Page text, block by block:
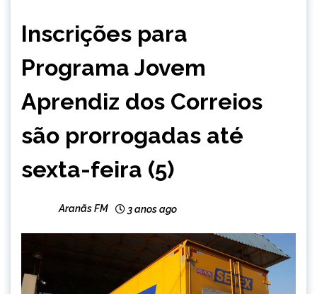
MINAS
NOTÍCIAS
Inscrições para
Programa Jovem
Aprendiz dos Correios
são prorrogadas até
sexta-feira (5)
Aranãs FM 3 anos ago